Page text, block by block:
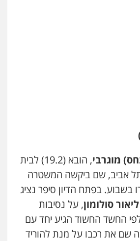
אלון קריטי
דפנה לביא
גישור
מוגרבי
, הובא (19.2) לבית
אביב, שם ביקשה המשטרה
בשבוע. בפתח הדיון סיפר נציג
סולומון, על נסיבות
החשד החשוד הגיע יחד עם
שם את רכבו על מנת להוריד